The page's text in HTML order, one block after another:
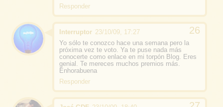
Responder
Interruptor 23/10/09, 17:27
Yo sólo te conozco hace una semana pero la
próxima vez te voto. Ya te puse nada más
conocerte como enlace en mi torpón Blog. Eres
genial. Te mereces muchos premios más.
Enhorabuena
Responder